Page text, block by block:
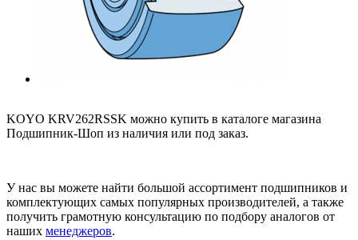
KOYO KRV262RSSK можно купить в каталоге магазина
Подшипник-Шоп из наличия или под заказ.
У нас вы можете найти большой ассортимент подшипников и
комплектующих самых популярных производителей, а также
получить грамотную консультацию по подбору аналогов от
наших менеджеров.